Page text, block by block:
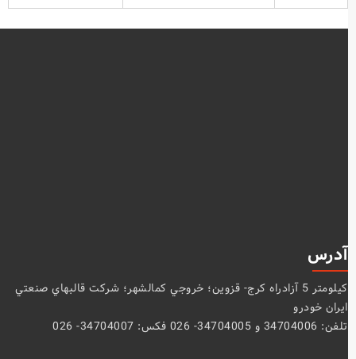
آدرس
كيلومتر 5 آزادراه كرج- قزوين؛ خروجي كمالشهر؛ شركت قالبهاي صنعتي
ايران خودرو
تلفن: 34704006 و 34704005- 026 فکس: 34704007- 026